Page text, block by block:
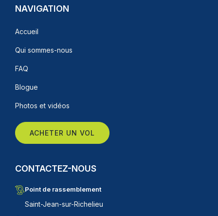
NAVIGATION
Accueil
Qui sommes-nous
FAQ
Blogue
Photos et vidéos
ACHETER UN VOL
CONTACTEZ-NOUS
Point de rassemblement
Saint-Jean-sur-Richelieu